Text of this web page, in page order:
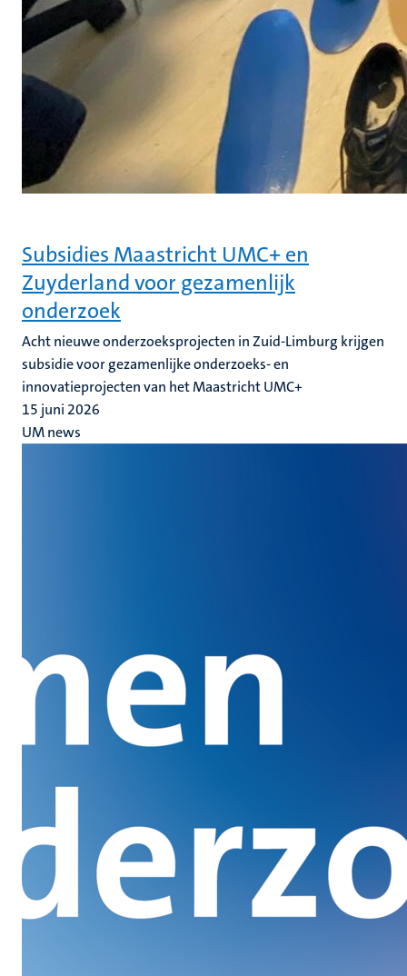
Subsidies Maastricht UMC+ en
Zuyderland voor gezamenlijk
onderzoek
Acht nieuwe onderzoeksprojecten in Zuid-Limburg krijgen
subsidie voor gezamenlijke onderzoeks- en
innovatieprojecten van het Maastricht UMC+
15 juni 2026
UM news